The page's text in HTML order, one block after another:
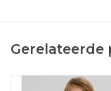
Gerelateerde